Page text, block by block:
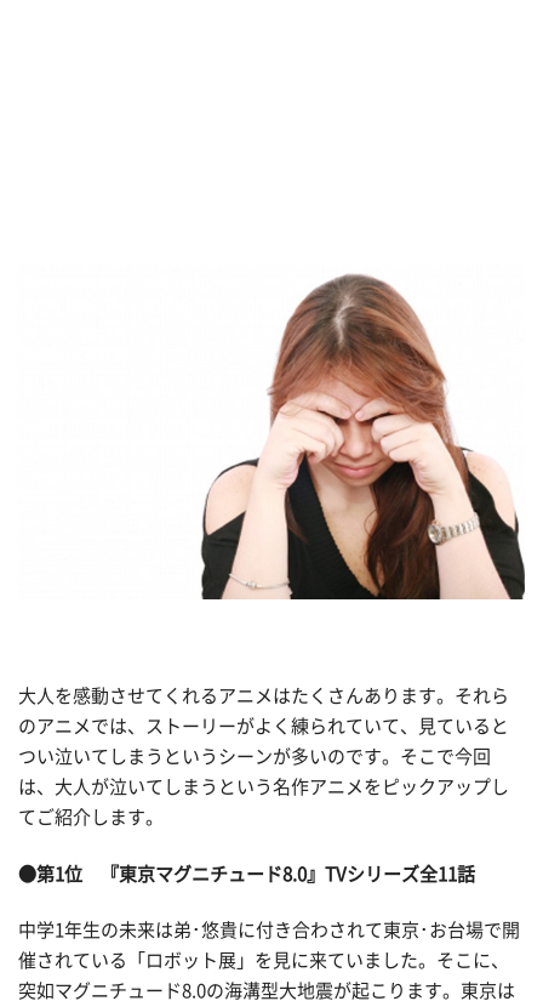
大人を感動させてくれるアニメはたくさんあります。それら
のアニメでは、ストーリーがよく練られていて、見ていると
つい泣いてしまうというシーンが多いのです。そこで今回
は、大人が泣いてしまうという名作アニメをピックアップし
てご紹介します。
●第1位 『東京マグニチュード8.0』TVシリーズ全11話
中学1年生の未来は弟･悠貴に付き合わされて東京･お台場で開
催されている「ロボット展」を見に来ていました。そこに、
突如マグニチュード8.0の海溝型大地震が起こります。東京は